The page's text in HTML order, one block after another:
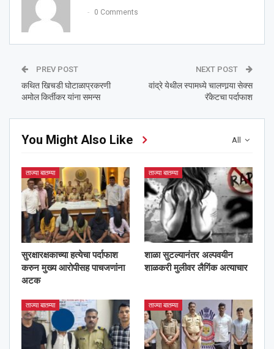
0 Comments
PREV POST
कथित खिचडी घोटाळाप्रकरणी
अमोल किर्तीकर यांना समन्स
NEXT POST
वांद्रे येथील स्पामध्ये चालणार्‍या सेक्स
रॅकेटचा पर्दाफाश
All
You Might Also Like
ताज्या बातम्या
सुरक्षारक्षकाच्या हत्येचा पर्दाफाश
करुन मुख्य आरोपीसह पाचजणांना
अटक
ताज्या बातम्या
शाळा सुटल्यानंतर अल्पवयीन
शाळकरी मुलीवर लैगिंक अत्याचार
ताज्या बातम्या ताज्या बातम्या